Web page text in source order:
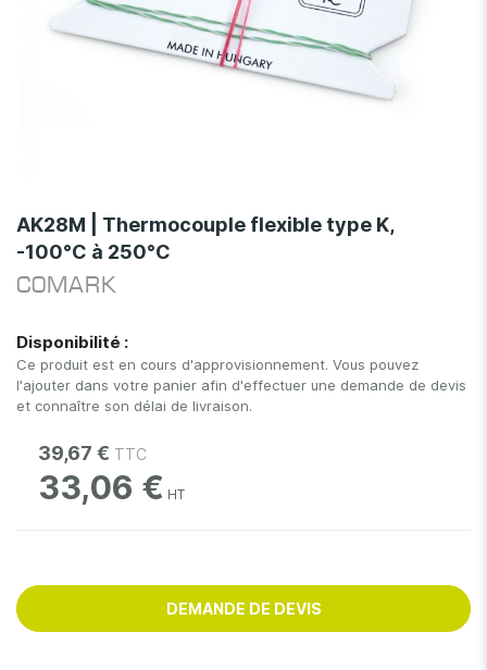
to
the
beginning
of
images
gallery
AK28M | Thermocouple flexible type K,
-100°C à 250°C
COMARK
Disponibilité :
Ce produit est en cours d'approvisionnement. Vous pouvez
l'ajouter dans votre panier afin d'effectuer une demande de devis
et connaître son délai de livraison.
39,67 €
33,06 €
DEMANDE DE DEVIS